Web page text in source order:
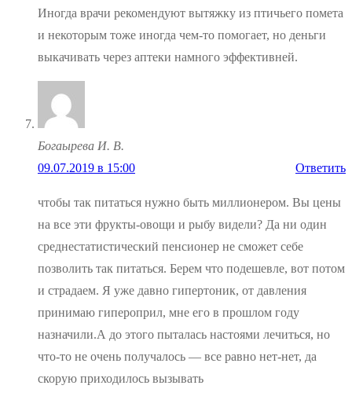
Иногда врачи рекомендуют вытяжку из птичьего помета
и некоторым тоже иногда чем-то помогает, но деньги
выкачивать через аптеки намного эффективней.
Богаырева И. В.
09.07.2019 в 15:00
Ответить
чтобы так питаться нужно быть миллионером. Вы цены
на все эти фрукты-овощи и рыбу видели? Да ни один
среднестатистический пенсионер не сможет себе
позволить так питаться. Берем что подешевле, вот потом
и страдаем. Я уже давно гипертоник, от давления
принимаю гипероприл, мне его в прошлом году
назначили.А до этого пыталась настоями лечиться, но
что-то не очень получалось — все равно нет-нет, да
скорую приходилось вызывать